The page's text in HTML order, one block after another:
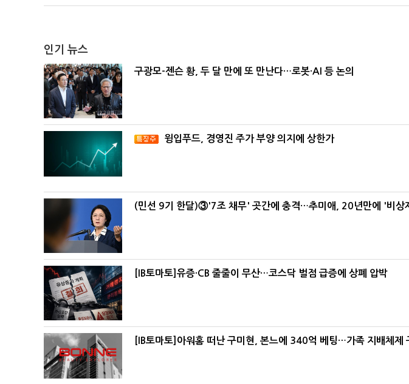
인기 뉴스
구광모-젠슨 황, 두 달 만에 또 만난다…로봇·AI 등 논의
윙입푸드, 경영진 주가 부양 의지에 상한가
(민선 9기 한달)③'7조 채무' 곳간에 충격…추미애, 20년만에 '비상
[IB토마토]유증·CB 줄줄이 무산…코스닥 벌점 급증에 상폐 압박
[IB토마토]아워홈 떠난 구미현, 본느에 340억 베팅…가족 지배체제